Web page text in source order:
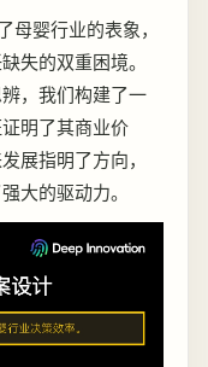
母婴行业的表象，
失的双重困境。
，我们构建了一
明了其商业价
展指明了方向，
大的驱动力。